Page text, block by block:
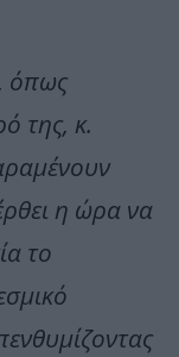
όπως
της, κ.
η ώρα να
το